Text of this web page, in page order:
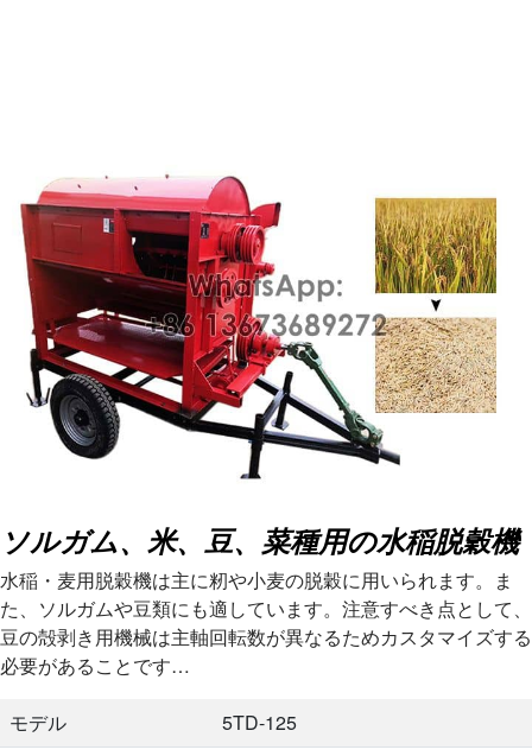
ソルガム、米、豆、菜種用の水稲脱穀機
水稲・麦用脱穀機は主に籾や小麦の脱穀に用いられます。ま
た、ソルガムや豆類にも適しています。注意すべき点として、
豆の殻剥き用機械は主軸回転数が異なるためカスタマイズする
必要があることです…
モデル
5TD-125